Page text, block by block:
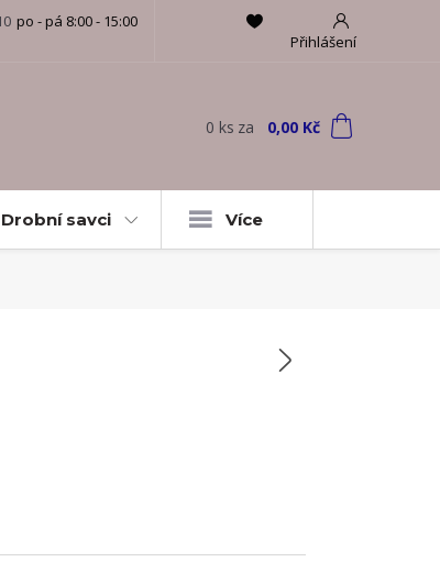
Přihlášení
po - pá 8:00 - 15:00
0 ks za 0,00 Kč
Drobní savci Více